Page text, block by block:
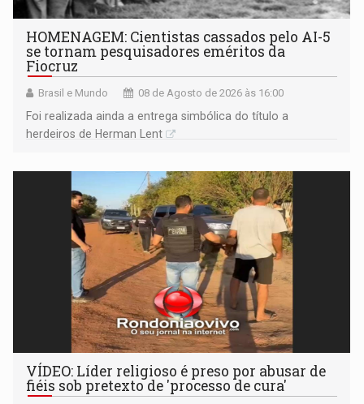
HOMENAGEM: Cientistas cassados pelo AI-5
se tornam pesquisadores eméritos da
Fiocruz
Brasil e Mundo 08 de Agosto de 2026 às 16:00
Foi realizada ainda a entrega simbólica do título a
herdeiros de Herman Lent
VÍDEO: Líder religioso é preso por abusar de
fiéis sob pretexto de 'processo de cura'